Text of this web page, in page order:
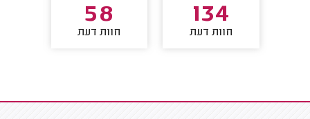
134
חוות דעת
58
חוות דעת